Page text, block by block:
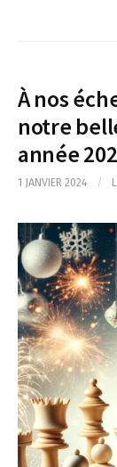
À nos
notre
année
1 JANVIER 2024 /